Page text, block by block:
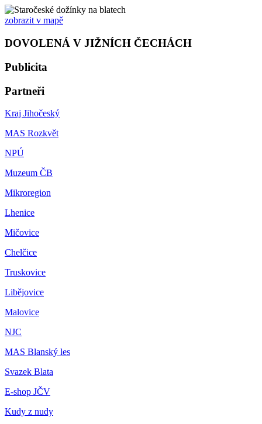
zobrazit v mapě
DOVOLENÁ V JIŽNÍCH ČECHÁCH
Publicita
Partneři
Kraj Jihočeský
MAS Rozkvět
NPÚ
Muzeum ČB
Mikroregion
Lhenice
Mičovice
Chelčice
Truskovice
Libějovice
Malovice
NJC
MAS Blanský les
Svazek Blata
E-shop JČV
Kudy z nudy